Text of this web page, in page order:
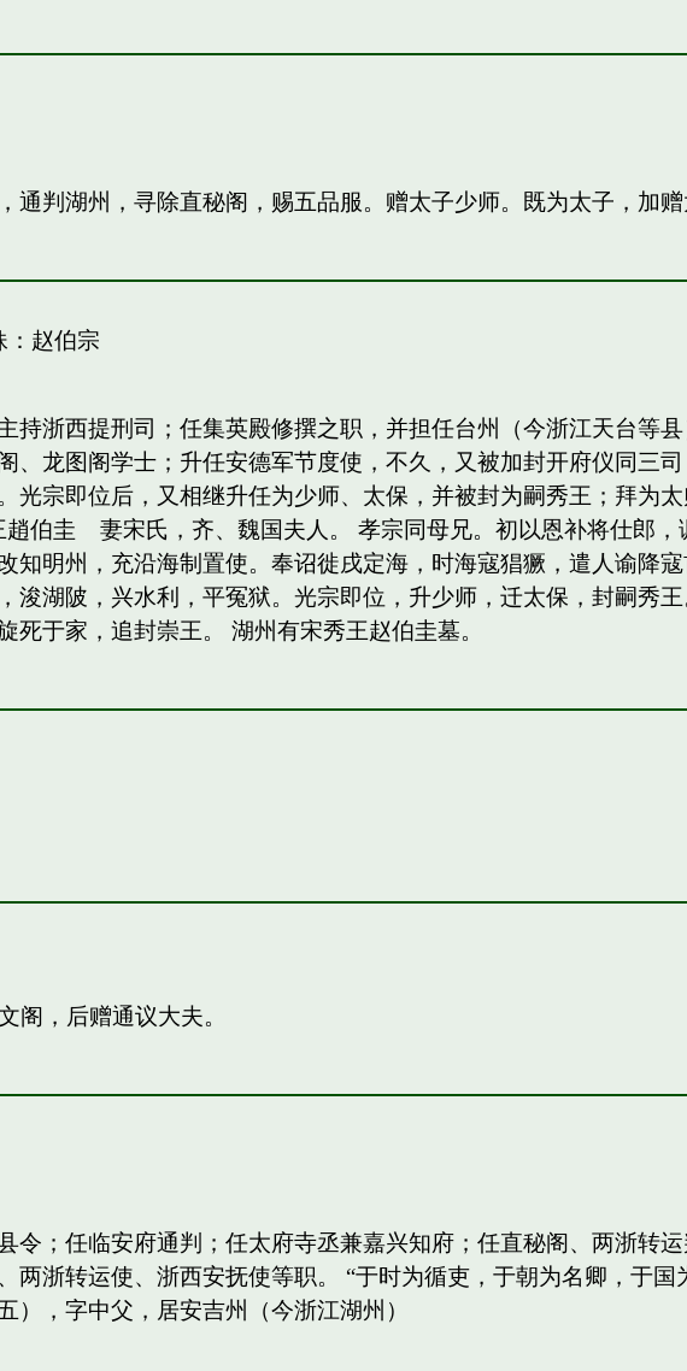
通判湖州，寻除直秘阁，赐五品服。赠太子少师。既为太子，加赠
赵伯宗
持浙西提刑司；任集英殿修撰之职，并担任台州（今浙江天台等
、龙图阁学士；升任安德军节度使，不久，又被加封开府仪同三
光宗即位后，又相继升任为少师、太保，并被封为嗣秀王；拜为
伯圭 妻宋氏，齐、魏国夫人。 孝宗同母兄。初以恩补将仕郎，
知明州，充沿海制置使。奉诏徙戌定海，时海寇猖獗，遣人谕降
浚湖陂，兴水利，平冤狱。光宗即位，升少师，迁太保，封嗣秀
死于家，追封崇王。 湖州有宋秀王赵伯圭墓。
，后赠通议大夫。
令；任临安府通判；任太府寺丞兼嘉兴知府；任直秘阁、两浙转
两浙转运使、浙西安抚使等职。 “于时为循吏，于朝为名卿，于
），字中父，居安吉州（今浙江湖州）